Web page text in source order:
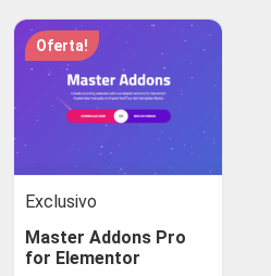
Oferta!
Exclusivo
Master Addons Pro
for Elementor